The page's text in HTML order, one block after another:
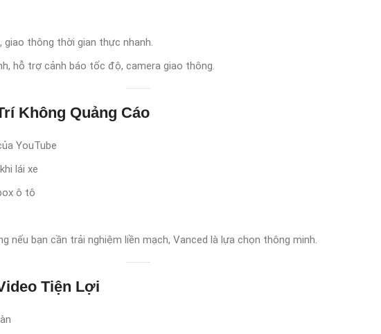
giao thông thời gian thực nhanh.
hỗ trợ cảnh báo tốc độ, camera giao thông.
Không Quảng Cáo
YouTube
lái xe
ô tô
nếu bạn cần trải nghiệm liền mạch, Vanced là lựa chọn thông minh.
Tiện Lợi